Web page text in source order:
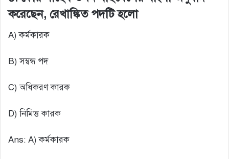
করেছেন, রেখাঙ্কিত পদটি হলো
A) কর্মকারক
B) সম্বন্ধ পদ
C) অধিকরণ কারক
D) নিমিত্ত কারক
Ans: A) কর্মকারক